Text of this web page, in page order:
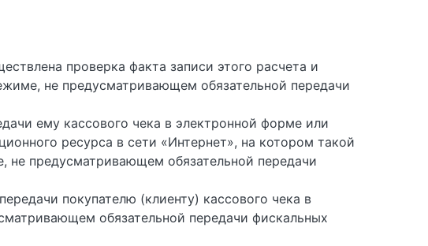
проверка факта записи этого расчета и
не предусматривающем обязательной передачи
ему кассового чека в электронной форме или
ресурса в сети «Интернет», на котором такой
не предусматривающем обязательной передачи
покупателю (клиенту) кассового чека в
обязательной передачи фискальных